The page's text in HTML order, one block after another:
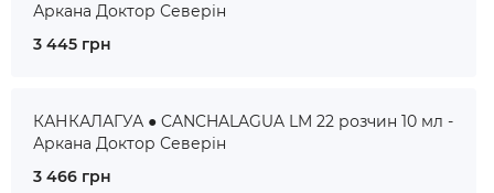
Аркана Доктор Северін
3 445 грн
КАНКАЛАГУА ● CANCHALAGUA LM 22 розчин 10 мл -
Аркана Доктор Северін
3 466 грн